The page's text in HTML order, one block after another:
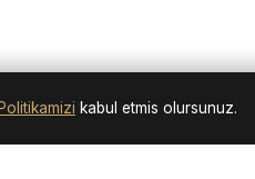
kabul etmis olursunuz.